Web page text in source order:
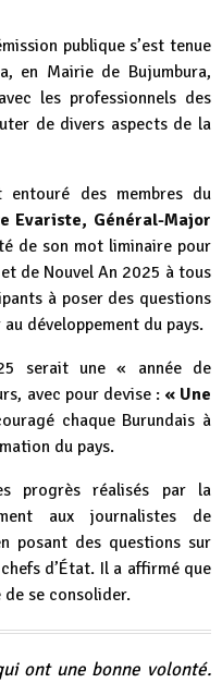
publique s’est tenue
en Mairie de Bujumbura,
les professionnels des
de divers aspects de la
entouré des membres du
Evariste, Général-Major
de son mot liminaire pour
de Nouvel An 2025 à tous
à poser des questions
développement du pays.
serait une « année de
avec pour devise : « Une
chaque Burundais à
du pays.
progrès réalisés par la
aux journalistes de
posant des questions sur
d’État. Il a affirmé que
se consolider.
ont une bonne volonté.